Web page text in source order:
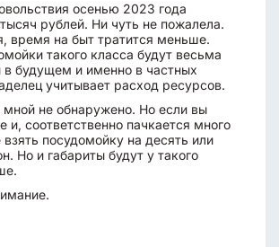
осенью 2023 года
рублей. Ни чуть не пожалела.
время на быт тратится меньше.
такого класса будут весьма
в будущем и именно в частных
учитывает расход ресурсов.
не обнаружено. Но если вы
и, соответственно пачкается много
посудомойку на десять или
Но и габариты будут у такого